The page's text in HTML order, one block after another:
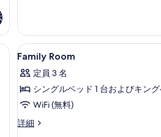
表
示
す
る
ベ
ッ
ド
ル
ー
ム
の
ス
ヴ
ィ
4
ベ
ド
ル
ー
ペース、アイロン / アイロン台、可動式ベ
Family
Room
の
す
べ
て
デス
7
Family Room
定員 3 名
シングルベッド 1 台およびキング
WiFi (無料)
詳細
Family